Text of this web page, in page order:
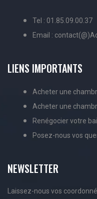
Tel : 01.85.09.00.37
Email :
LIENS IMPORTANTS
Acheter une
Acheter une
Renégocier votre
Posez-nous vos
NEWSLETTER
Laissez-nous vos